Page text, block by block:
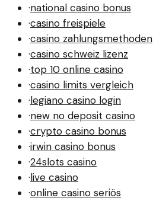
·national casino bonus
·casino freispiele
·casino zahlungsmethoden
·casino schweiz lizenz
·top 10 online casino
·casino limits vergleich
·legiano casino login
·new no deposit casino
·crypto casino bonus
·irwin casino bonus
·24slots casino
·live casino
·online casino seriös